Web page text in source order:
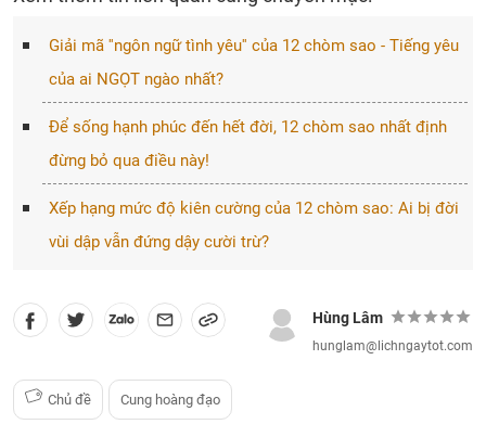
Giải mã ''ngôn ngữ tình yêu'' của 12 chòm sao - Tiếng yêu
của ai NGỌT ngào nhất?
Để sống hạnh phúc đến hết đời, 12 chòm sao nhất định
đừng bỏ qua điều này!
Xếp hạng mức độ kiên cường của 12 chòm sao: Ai bị đời
vùi dập vẫn đứng dậy cười trừ?
Hùng Lâm
hunglam@lichngaytot.com
Chủ đề Cung hoàng đạo